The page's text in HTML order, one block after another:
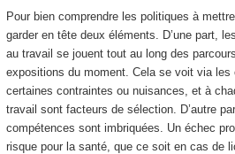
Pour bien comprendre les politiques à
garder en tête deux éléments. D’une part,
au travail se jouent tout au long des
expositions du moment. Cela se voit via les
certaines contraintes ou nuisances, et à
travail sont facteurs de sélection. D’autre
compétences sont imbriquées. Un échec
risque pour la santé, que ce soit en cas de